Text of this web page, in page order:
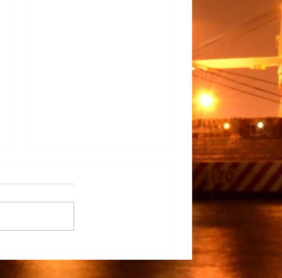
Desarrollo del TECNM Virtual